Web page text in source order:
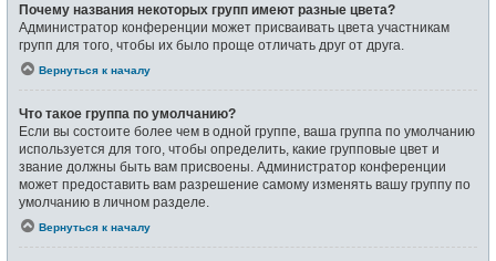
Почему названия некоторых групп имеют разные цвета?
Администратор конференции может присваивать цвета участникам
групп для того, чтобы их было проще отличать друг от друга.
Вернуться к началу
Что такое группа по умолчанию?
Если вы состоите более чем в одной группе, ваша группа по умолчанию
используется для того, чтобы определить, какие групповые цвет и
звание должны быть вам присвоены. Администратор конференции
может предоставить вам разрешение самому изменять вашу группу по
умолчанию в личном разделе.
Вернуться к началу